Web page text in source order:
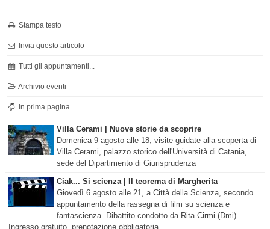
Stampa testo
Invia questo articolo
Tutti gli appuntamenti...
Archivio eventi
In prima pagina
Villa Cerami | Nuove storie da scoprire
Domenica 9 agosto alle 18, visite guidate alla scoperta di
Villa Cerami, palazzo storico dell'Università di Catania,
sede del Dipartimento di Giurisprudenza
Ciak... Si scienza | Il teorema di Margherita
Giovedì 6 agosto alle 21, a Città della Scienza, secondo
appuntamento della rassegna di film su scienza e
fantascienza. Dibattito condotto da Rita Cirmi (Dmi).
Ingresso gratuito, prenotazione obbligatoria